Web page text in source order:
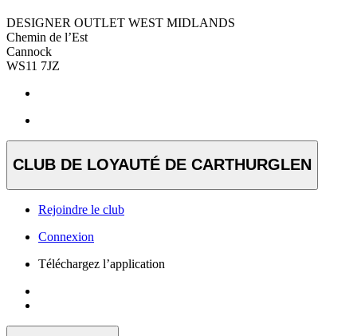
DESIGNER OUTLET WEST MIDLANDS
Chemin de l’Est
Cannock
WS11 7JZ
CLUB DE LOYAUTÉ DE CARTHURGLEN
Rejoindre le club
Connexion
Téléchargez l’application